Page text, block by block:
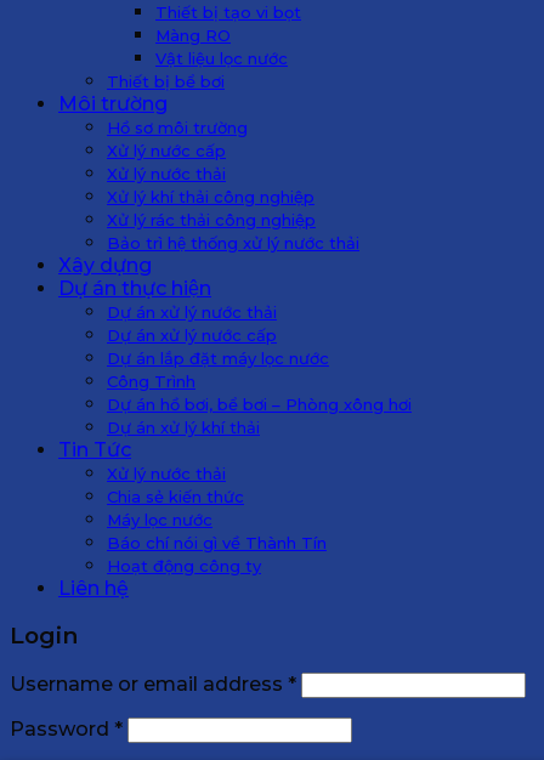
Thiết bị tạo vi bọt
Màng RO
Vật liệu lọc nước
Thiết bị bể bơi
Môi trường
Hồ sơ môi trường
Xử lý nước cấp
Xử lý nước thải
Xử lý khí thải công nghiệp
Xử lý rác thải công nghiệp
Bảo trì hệ thống xử lý nước thải
Xây dựng
Dự án thực hiện
Dự án xử lý nước thải
Dự án xử lý nước cấp
Dự án lắp đặt máy lọc nước
Công Trình
Dự án hồ bơi, bể bơi – Phòng xông hơi
Dự án xử lý khí thải
Tin Tức
Xử lý nước thải
Chia sẻ kiến thức
Máy lọc nước
Báo chí nói gì về Thành Tín
Hoạt động công ty
Liên hệ
Login
Username or email address *
Password *